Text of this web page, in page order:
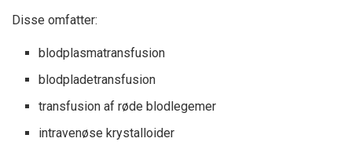
Disse omfatter:
blodplasmatransfusion
blodpladetransfusion
transfusion af røde blodlegemer
intravenøse krystalloider